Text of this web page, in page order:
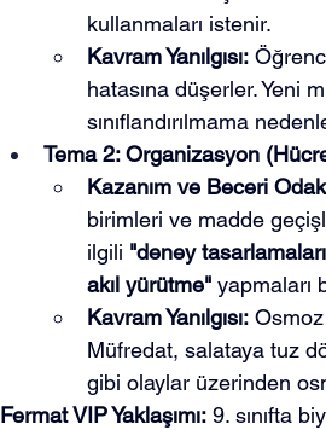
kullanmaları istenir.
Kavram Yanılgısı:
hatasına düşerler. Yeni
sınıflandırılmama
Tema 2: Organizasyon
Kazanım ve Beceri
birimleri ve madde
ilgili "deney
akıl yürütme" yapmaları
Kavram Yanılgısı:
Müfredat, salataya tuz
gibi olaylar üzerinden
Fermat VIP Yaklaşımı: 9. sınıfta